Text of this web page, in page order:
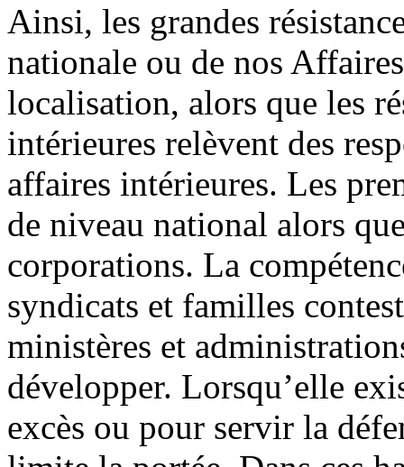
Ainsi, les grandes
nationale ou de nos
localisation, alors que les
intérieures relèvent des
affaires intérieures. Les
de niveau national alors
corporations. La
syndicats et familles
ministères et
développer. Lorsqu’elle
excès ou pour servir la